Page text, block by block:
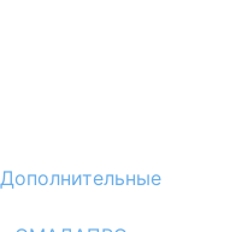
Дополнительные